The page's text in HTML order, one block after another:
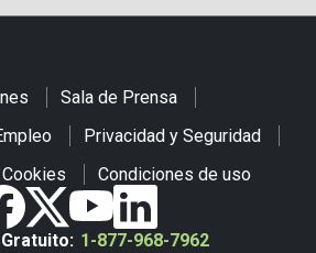
Sala de Prensa
Privacidad y Seguridad
Condiciones de uso
1-877-968-7962